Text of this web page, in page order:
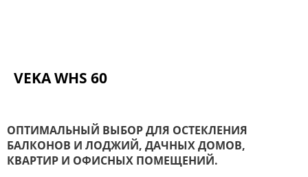
VEKA WHS 60
ОПТИМАЛЬНЫЙ ВЫБОР ДЛЯ ОСТЕКЛЕНИЯ
БАЛКОНОВ И ЛОДЖИЙ, ДАЧНЫХ ДОМОВ,
КВАРТИР И ОФИСНЫХ ПОМЕЩЕНИЙ.